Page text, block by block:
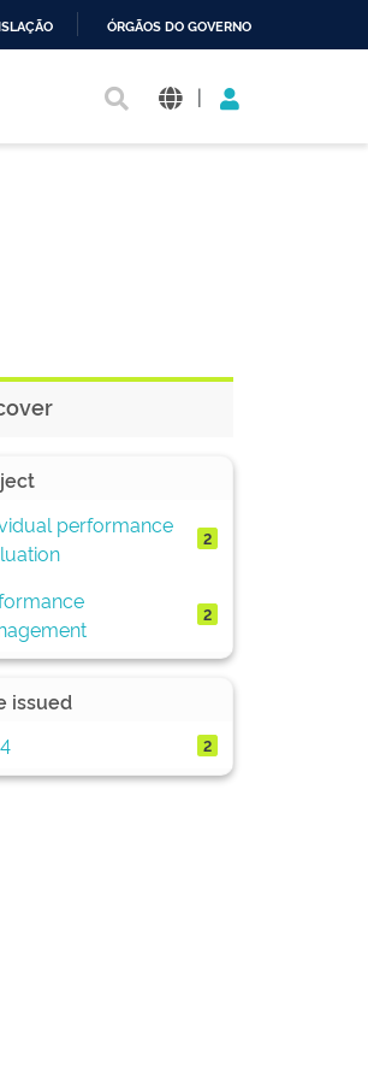
ÓRGÃOS DO GOVERNO
|
performance
2
2
issued
2